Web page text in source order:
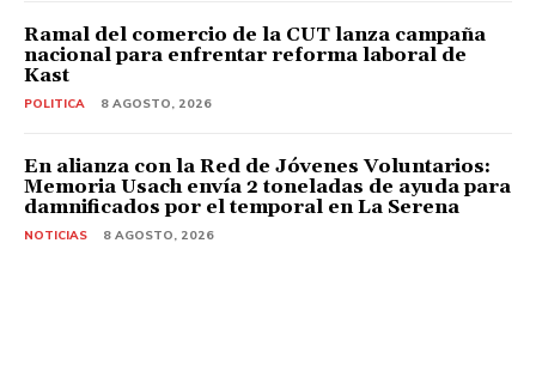
Ramal del comercio de la CUT lanza campaña
nacional para enfrentar reforma laboral de
Kast
POLITICA 8 AGOSTO, 2026
En alianza con la Red de Jóvenes Voluntarios:
Memoria Usach envía 2 toneladas de ayuda para
damnificados por el temporal en La Serena
NOTICIAS 8 AGOSTO, 2026